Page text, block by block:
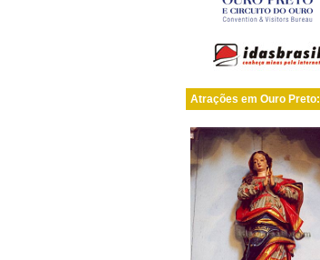
Atrações em Ouro Preto: